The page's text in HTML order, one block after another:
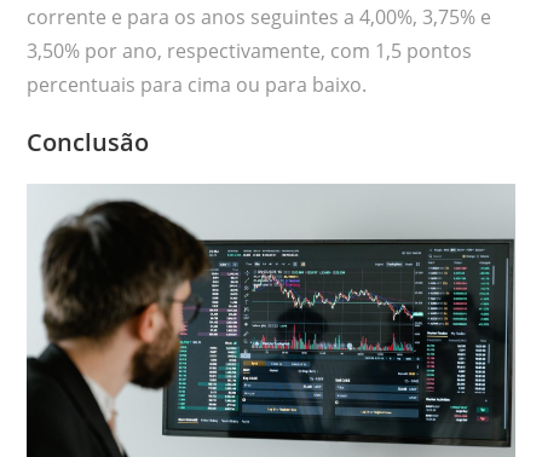
corrente e para os anos seguintes a 4,00%, 3,75% e
3,50% por ano, respectivamente, com 1,5 pontos
percentuais para cima ou para baixo.
Conclusão